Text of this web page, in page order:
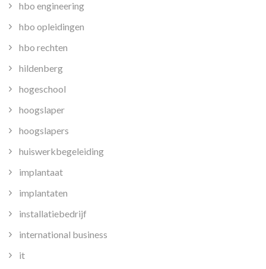
hbo engineering
hbo opleidingen
hbo rechten
hildenberg
hogeschool
hoogslaper
hoogslapers
huiswerkbegeleiding
implantaat
implantaten
installatiebedrijf
international business
it